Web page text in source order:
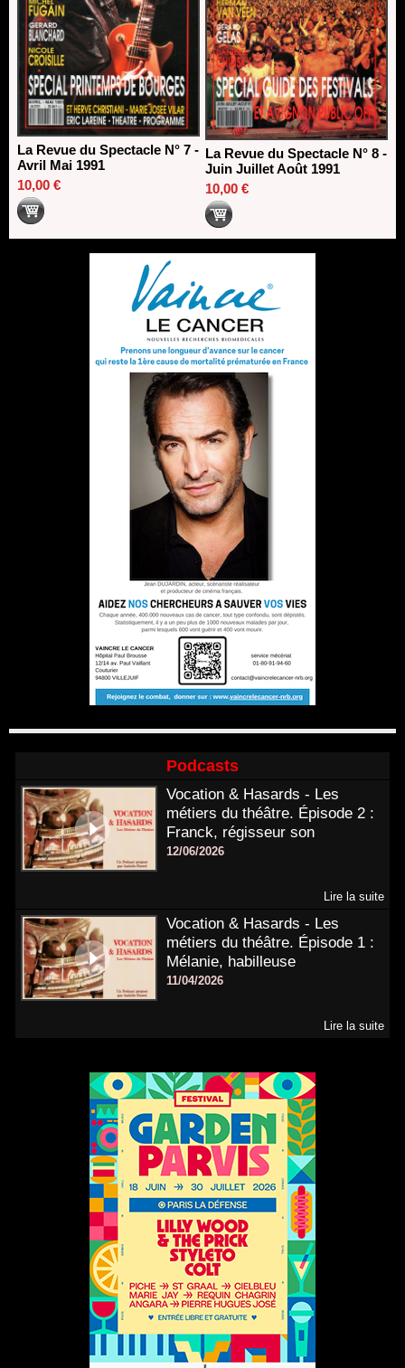
La Revue du Spectacle N° 7 -
Avril Mai 1991
10,00 €
La Revue du Spectacle N° 8 -
Juin Juillet Août 1991
10,00 €
Podcasts
Vocation & Hasards - Les
métiers du théâtre. Épisode 2 :
Franck, régisseur son
12/06/2026
Lire la suite
Vocation & Hasards - Les
métiers du théâtre. Épisode 1 :
Mélanie, habilleuse
11/04/2026
Lire la suite